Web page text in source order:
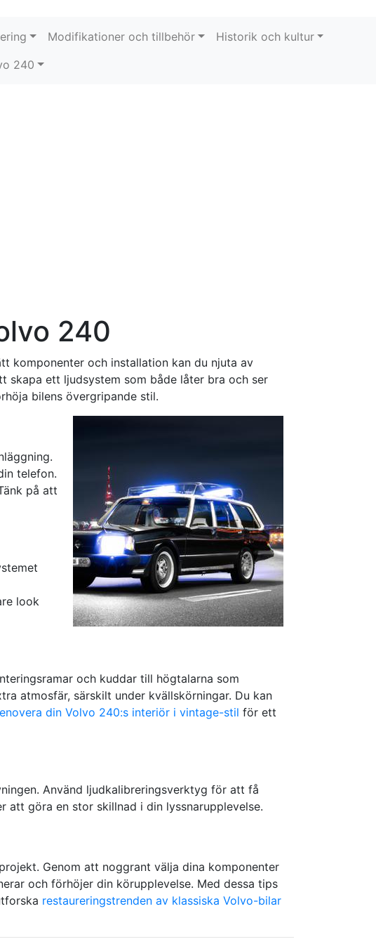
Modifikationer och tillbehör
Historik och kultur
240
240
komponenter och installation kan du njuta av
skapa ett ljudsystem som både låter bra och ser
bilens övergripande stil.
telefon.
på att
look
och kuddar till högtalarna som
atmosfär, särskilt under kvällskörningar. Du kan
din Volvo 240:s interiör i vintage-stil för ett
Använd ljudkalibreringsverktyg för att få
göra en stor skillnad i din lyssnarupplevelse.
Genom att noggrant välja dina komponenter
och förhöjer din körupplevelse. Med dessa tips
restaureringstrenden av klassiska Volvo-bilar